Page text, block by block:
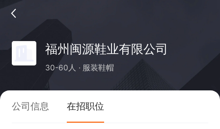
福州闽源鞋业有限公司
30-60人 服装鞋帽
公司信息 在招职位